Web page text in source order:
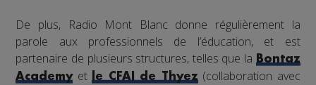
De plus, Radio Mont Blanc donne régulièrement la
parole aux professionnels de l’éducation, et est
partenaire de plusieurs structures, telles que la
Bontaz
Academyet le CFAI de Thyez(collaboration avec